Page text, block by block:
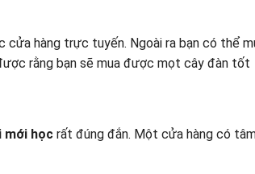
cửa hàng trực tuyến. Ngoài ra bạn có thể
rằng bạn sẽ mua được mọt cây đàn tốt
mới học rất đúng đắn. Một cửa hàng có